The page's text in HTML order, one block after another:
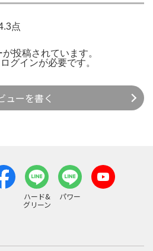
点
投稿されています。
ログインが必要です。
ューを書く
ハード&
グリーン
パワー